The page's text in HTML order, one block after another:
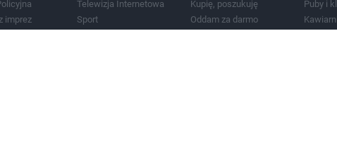
imprez
Telewizja Internetowa
Sport
Kupię, poszukuję
Oddam za darmo
Puby i